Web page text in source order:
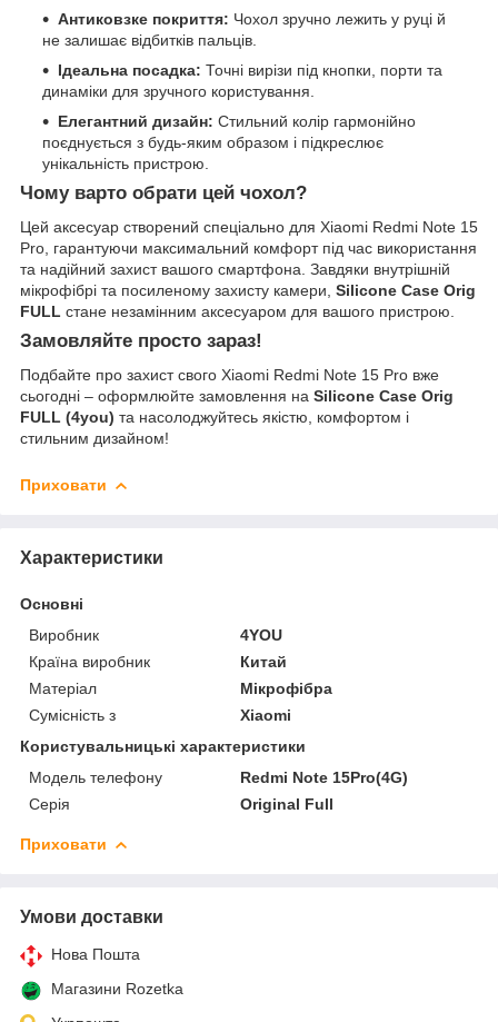
Антиковзке покриття: Чохол зручно лежить у руці й
не залишає відбитків пальців.
Ідеальна посадка: Точні вирізи під кнопки, порти та
динаміки для зручного користування.
Елегантний дизайн: Стильний колір гармонійно
поєднується з будь-яким образом і підкреслює
унікальність пристрою.
Чому варто обрати цей чохол?
Цей аксесуар створений спеціально для Xiaomi Redmi Note 15
Pro, гарантуючи максимальний комфорт під час використання
та надійний захист вашого смартфона. Завдяки внутрішній
мікрофібрі та посиленому захисту камери, Silicone Case Orig
FULL стане незамінним аксесуаром для вашого пристрою.
Замовляйте просто зараз!
Подбайте про захист свого Xiaomi Redmi Note 15 Pro вже
сьогодні – оформлюйте замовлення на Silicone Case Orig
FULL (4you) та насолоджуйтесь якістю, комфортом і
стильним дизайном!
Приховати
Характеристики
Основні
Виробник
4YOU
Країна виробник
Китай
Матеріал
Мікрофібра
Сумісність з
Xiaomi
Користувальницькі характеристики
Модель телефону
Redmi Note 15Pro(4G)
Серія
Original Full
Приховати
Умови доставки
Нова Пошта
Магазини Rozetka